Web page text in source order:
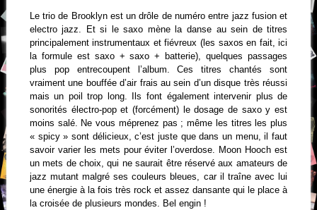
Le trio de Brooklyn est un drôle de numéro entre jazz fusion et
electro jazz. Et si le saxo mène la danse au sein de titres
principalement instrumentaux et fiévreux (les saxos en fait, ici
la formule est saxo + saxo + batterie), quelques passages
plus pop entrecoupent l’album. Ces titres chantés sont
vraiment une bouffée d’air frais au sein d’un disque très réussi
mais un poil trop long. Ils font également intervenir plus de
sonorités électro-pop et (forcément) le dosage de saxo y est
moins salé. Ne vous méprenez pas ; même les titres les plus
« spicy » sont délicieux, c’est juste que dans un menu, il faut
savoir varier les mets pour éviter l’overdose. Moon Hooch est
un mets de choix, qui ne saurait être réservé aux amateurs de
jazz mutant malgré ses couleurs bleues, car il traîne avec lui
une énergie à la fois très rock et assez dansante qui le place à
la croisée de plusieurs mondes. Bel engin !